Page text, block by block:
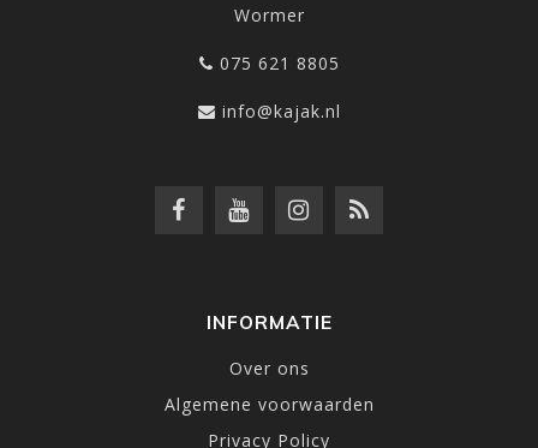
Wormer
075 621 8805
info@kajak.nl
INFORMATIE
Over ons
Algemene voorwaarden
Privacy Policy